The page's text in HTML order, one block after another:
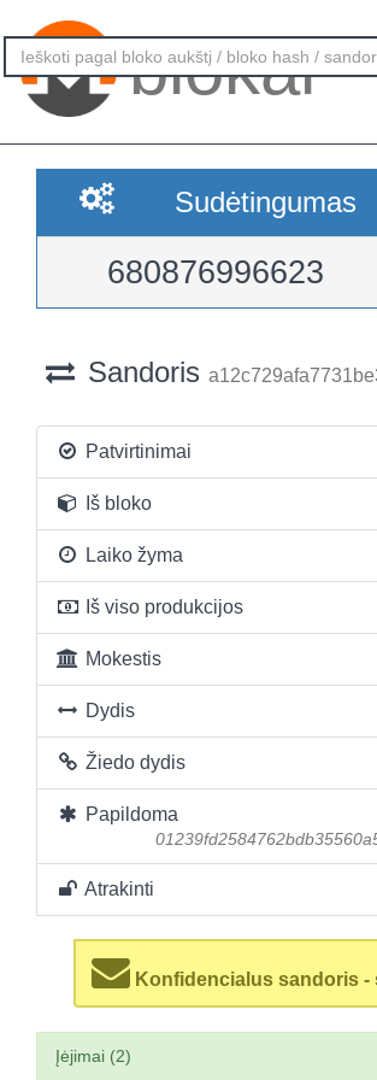
blokai
Sudėtingumas
680876996623
Sandoris
Patvirtinimai
Iš bloko
Laiko žyma
Iš viso produkcijos
Mokestis
Dydis
Žiedo dydis
Papildoma
Atrakinti
Konfidencialus sandoris
Įėjimai (2)